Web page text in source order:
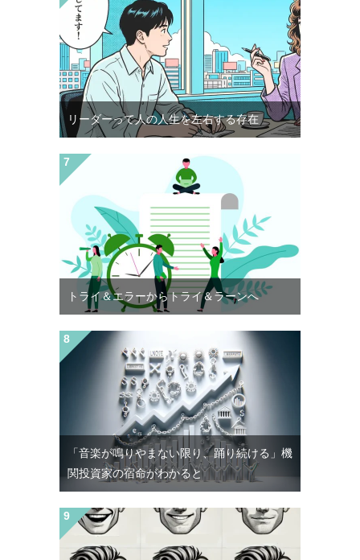
リーダーって人の人生を左右する存在
トライ＆エラーからトライ＆ラーンへ
「音楽が鳴りやまない限り、踊り続ける」機
関投資家の宿命がわかると